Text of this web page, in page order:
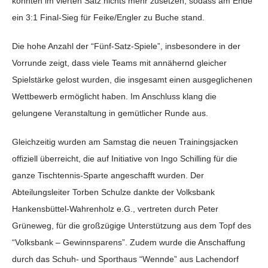
ein 3:1 Final-Sieg für Feike/Engler zu Buche stand.
Die hohe Anzahl der “Fünf-Satz-Spiele”, insbesondere in der
Vorrunde zeigt, dass viele Teams mit annähernd gleicher
Spielstärke gelost wurden, die insgesamt einen ausgeglichenen
Wettbewerb ermöglicht haben. Im Anschluss klang die
gelungene Veranstaltung in gemütlicher Runde aus.
Gleichzeitig wurden am Samstag die neuen Trainingsjacken
offiziell überreicht, die auf Initiative von Ingo Schilling für die
ganze Tischtennis-Sparte angeschafft wurden. Der
Abteilungsleiter Torben Schulze dankte der Volksbank
Hankensbüttel-Wahrenholz e.G., vertreten durch Peter
Grüneweg, für die großzügige Unterstützung aus dem Topf des
“Volksbank – Gewinnsparens”. Zudem wurde die Anschaffung
durch das Schuh- und Sporthaus “Wennde” aus Lachendorf